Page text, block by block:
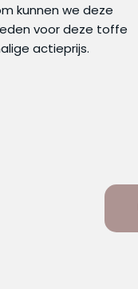
kunnen we deze
voor deze toffe
actieprijs.